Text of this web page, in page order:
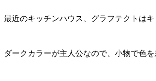
最近のキッチンハウス、グラフテクトは
ダークカラーが主人公なので、小物で色を